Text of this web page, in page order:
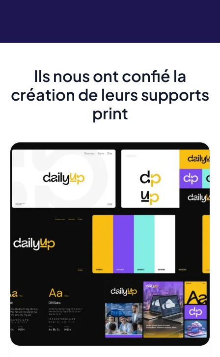
Ils nous ont confié la
création de leurs supports
print